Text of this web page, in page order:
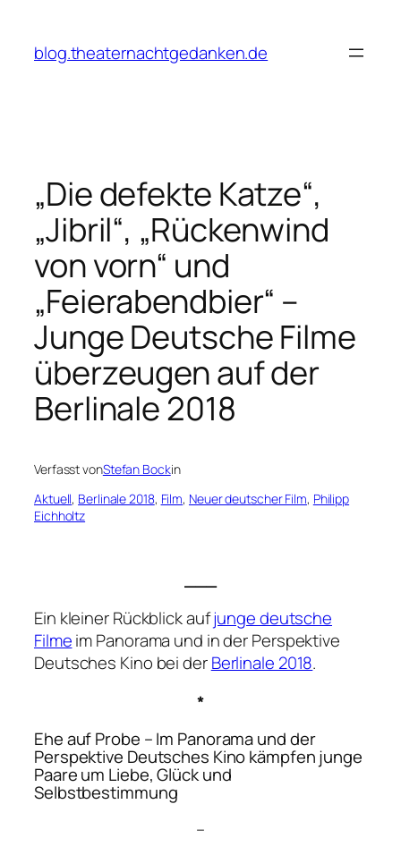
springen
blog.theaternachtgedanken.de
„Die defekte Katze“,
„Jibril“, „Rückenwind
von vorn“ und
„Feierabendbier“ –
Junge Deutsche Filme
überzeugen auf der
Berlinale 2018
Verfasst vonStefan Bockin
Aktuell, Berlinale 2018, Film, Neuer deutscher Film, Philipp
Eichholtz
Ein kleiner Rückblick aufjunge deutsche
Filmeim Panorama und in der Perspektive
Deutsches Kino bei derBerlinale 2018.
*
Ehe auf Probe – Im Panorama und der
Perspektive Deutsches Kino kämpfen junge
Paare um Liebe, Glück und
Selbstbestimmung
–